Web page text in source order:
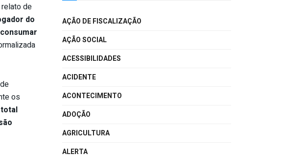
de
do
os
total
AÇÃO DE FISCALIZAÇÃO
AÇÃO SOCIAL
ACESSIBILIDADES
ACIDENTE
ACONTECIMENTO
ADOÇÃO
AGRICULTURA
ALERTA